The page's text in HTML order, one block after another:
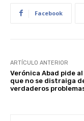
Facebook
ARTÍCULO ANTERIOR
Verónica Abad pide
que no se distraiga
verdaderos